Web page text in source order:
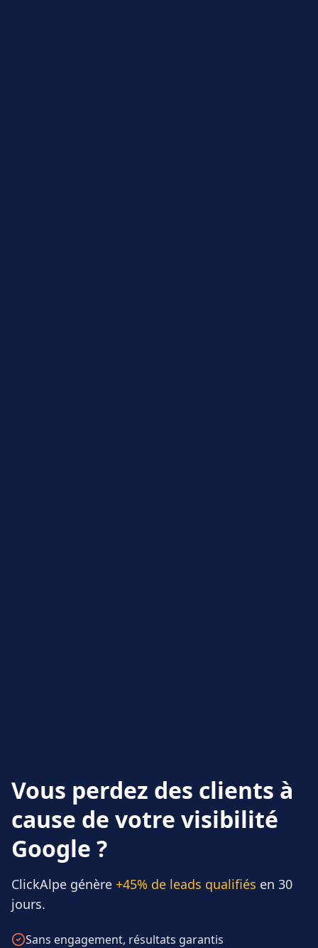
Vous perdez des clients à
cause de votre visibilité
Google ?
ClickAlpe génère +45% de leads qualifiés en 30
jours.
Sans engagement, résultats garantis